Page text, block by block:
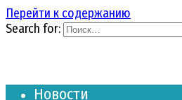
Перейти к содержанию
Search for:
Новости